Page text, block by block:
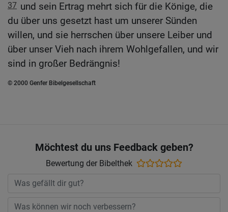
37 und sein Ertrag mehrt sich für die Könige, die
du über uns gesetzt hast um unserer Sünden
willen, und sie herrschen über unsere Leiber und
über unser Vieh nach ihrem Wohlgefallen, und wir
sind in großer Bedrängnis!
© 2000 Genfer Bibelgesellschaft
Möchtest du uns Feedback geben?
Bewertung der Bibelthek